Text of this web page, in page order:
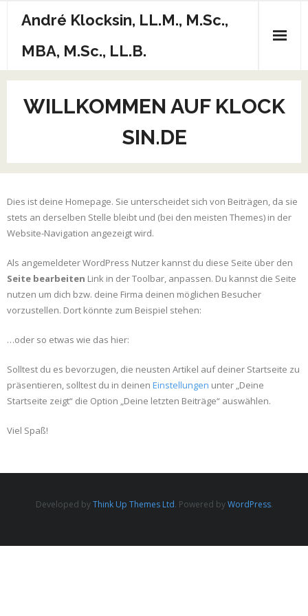
André Klocksin, LL.M., M.Sc.,
MBA, M.Sc., LL.B.
WILLKOMMEN AUF KLOCK
SIN.DE
Dies ist deine Homepage. Sie unterscheidet sich von Beiträgen, da sie
stets an derselben Stelle bleibt und (bei den meisten Themes) in der
Website-Navigation angezeigt wird.
Als angemeldeter WordPress Nutzer kannst du diese Seite über den
Seite bearbeiten Link in der Toolbar, anpassen. Du kannst die Seite
nutzen um dich bzw. deine Firma deinen möglichen Besucher
vorzustellen. Dort könnte zum Beispiel stehen:
…oder so etwas wie das hier:
Solltest du es bevorzugen, die neusten Artikel auf deiner Startseite zu
präsentieren, solltest du in deinen Einstellungen unter „Deine
Startseite zeigt“ die Option „Deine letzten Beiträge“ auswählen.
Viel Spaß!
Developed byThink Up Themes Ltd. Powered byWordPress.